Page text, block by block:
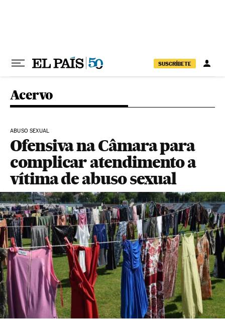
SUSCRÍBETE
Acervo
ABUSO SEXUAL
Ofensiva na Câmara para
complicar atendimento a
vítima de abuso sexual